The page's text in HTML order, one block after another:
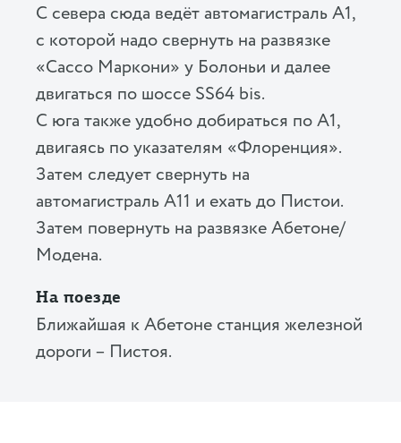
С севера сюда ведёт автомагистраль А1,
с которой надо свернуть на развязке
«Сассо Маркони» у Болоньи и далее
двигаться по шоссе SS64 bis.
C юга также удобно добираться по А1,
двигаясь по указателям «Флоренция».
Затем следует свернуть на
автомагистраль А11 и ехать до Пистои.
Затем повернуть на развязке Абетоне/
Модена.
На поезде
Ближайшая к Абетоне станция железной
дороги – Пистоя.